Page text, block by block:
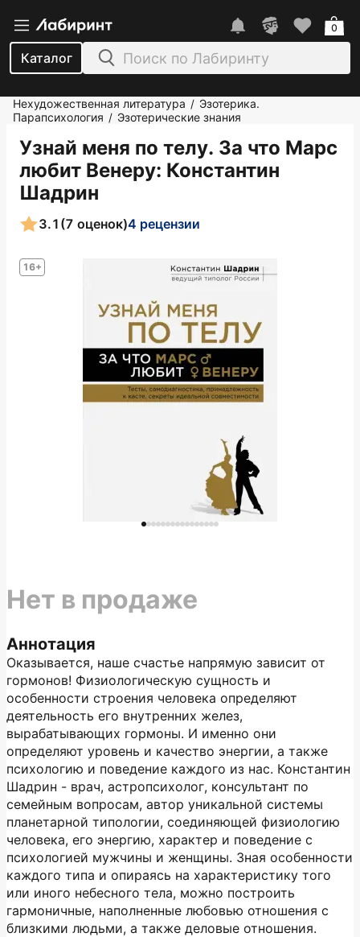
Каталог
0
Нехудожественная литература / Эзотерика.
Парапсихология / Эзотерические знания
Узнай меня по телу. За что Марс
любит Венеру: Константин
Шадрин
16+
3.1 (7 оценок)4 рецензии
Аннотация
Оказывается, наше счастье напрямую зависит от
гормонов! Физиологическую сущность и
особенности строения человека определяют
деятельность его внутренних желез,
вырабатывающих гормоны. И именно они
определяют уровень и качество энергии, а также
психологию и поведение каждого из нас. Константин
Шадрин - врач, астропсихолог, консультант по
семейным вопросам, автор уникальной системы
планетарной типологии, соединяющей физиологию
человека, его энергию, характер и поведение с
психологией мужчины и женщины. Зная особенности
каждого типа и опираясь на характеристику того
или иного небесного тела, можно построить
гармоничные, наполненные любовью отношения с
близкими людьми, а также деловые отношения.
Нет в продаже